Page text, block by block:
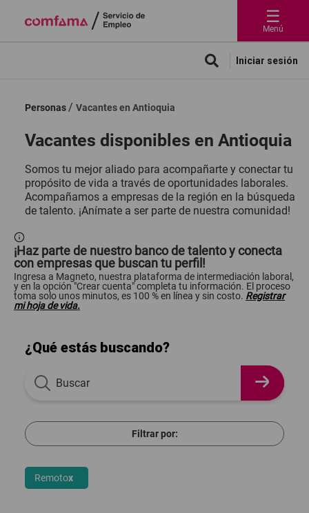
☰
Menú
Iniciar sesión
Personas Vacantes en Antioquia
Vacantes disponibles en Antioquia
Somos tu mejor aliado para acompañarte y conectar tu
propósito de vida a través de oportunidades laborales.
Acompañamos a empresas de la región en la búsqueda
de talento. ¡Anímate a ser parte de nuestra comunidad!
¡Haz parte de nuestro banco de talento y conecta
con empresas que buscan tu perfil!
Ingresa a Magneto, nuestra plataforma de intermediación laboral,
y en la opción "Crear cuenta" completa tu información. El proceso
toma solo unos minutos, es 100 % en línea y sin costo. Registrar
mi hoja de vida.
¿Qué estás buscando?
Filtrar por:
Remotox